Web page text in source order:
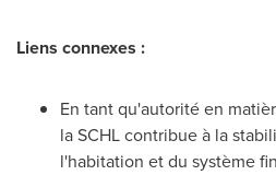
Liens connexes :
En tant qu'autorité en
la SCHL contribue à la
l'habitation et du système